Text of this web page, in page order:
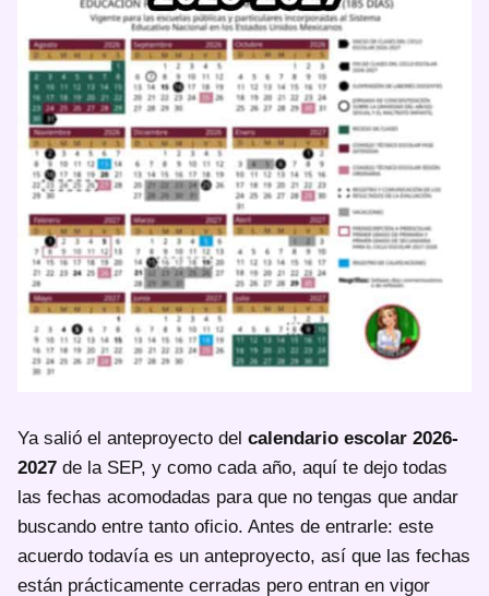
Ya salió el anteproyecto del calendario escolar 2026-
2027 de la SEP, y como cada año, aquí te dejo todas
las fechas acomodadas para que no tengas que andar
buscando entre tanto oficio. Antes de entrarle: este
acuerdo todavía es un anteproyecto, así que las fechas
están prácticamente cerradas pero entran en vigor